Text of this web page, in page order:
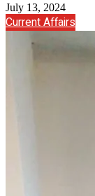
July 13, 2024
Current Affairs